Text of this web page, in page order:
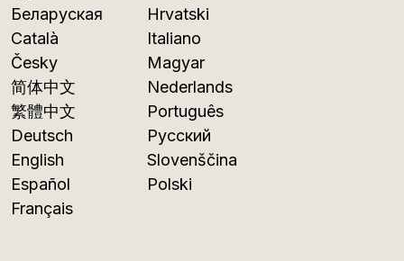
Беларуская
Català
Česky
简体中文
繁體中文
Deutsch
English
Español
Français
Hrvatski
Italiano
Magyar
Nederlands
Português
Русский
Slovenščina
Polski